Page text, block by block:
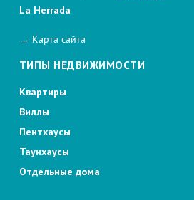
La Herrada
→ Карта сайта
ТИПЫ НЕДВИЖИМОСТИ
Квартиры
Виллы
Пентхаусы
Таунхаусы
Отдельные дома